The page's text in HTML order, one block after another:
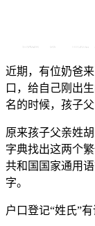
近期，有位奶爸
口，给自己刚出
名的时候，孩子
原来孩子父亲姓
字典找出这两个
共和国国家通用
字。
户口登记“姓氏”